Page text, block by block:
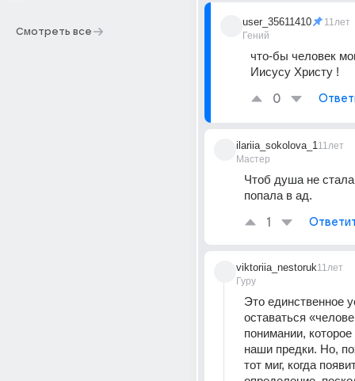
Смотреть все
user_35611410
Гений
11лет
что-бы человек
Иисусу Христу !
0
ilariia_sokolova_1
Мастер
11лет
Чтоб душа не
попала в ад.
1
viktoriia_nestoruk
Гуру
11лет
Это единственное
оставаться
понимании,
наши предки. Но,
тот миг, когда